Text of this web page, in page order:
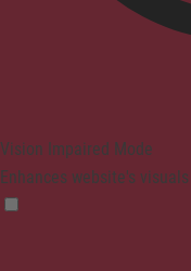
Vision Impaired Mode
Enhances website's visuals